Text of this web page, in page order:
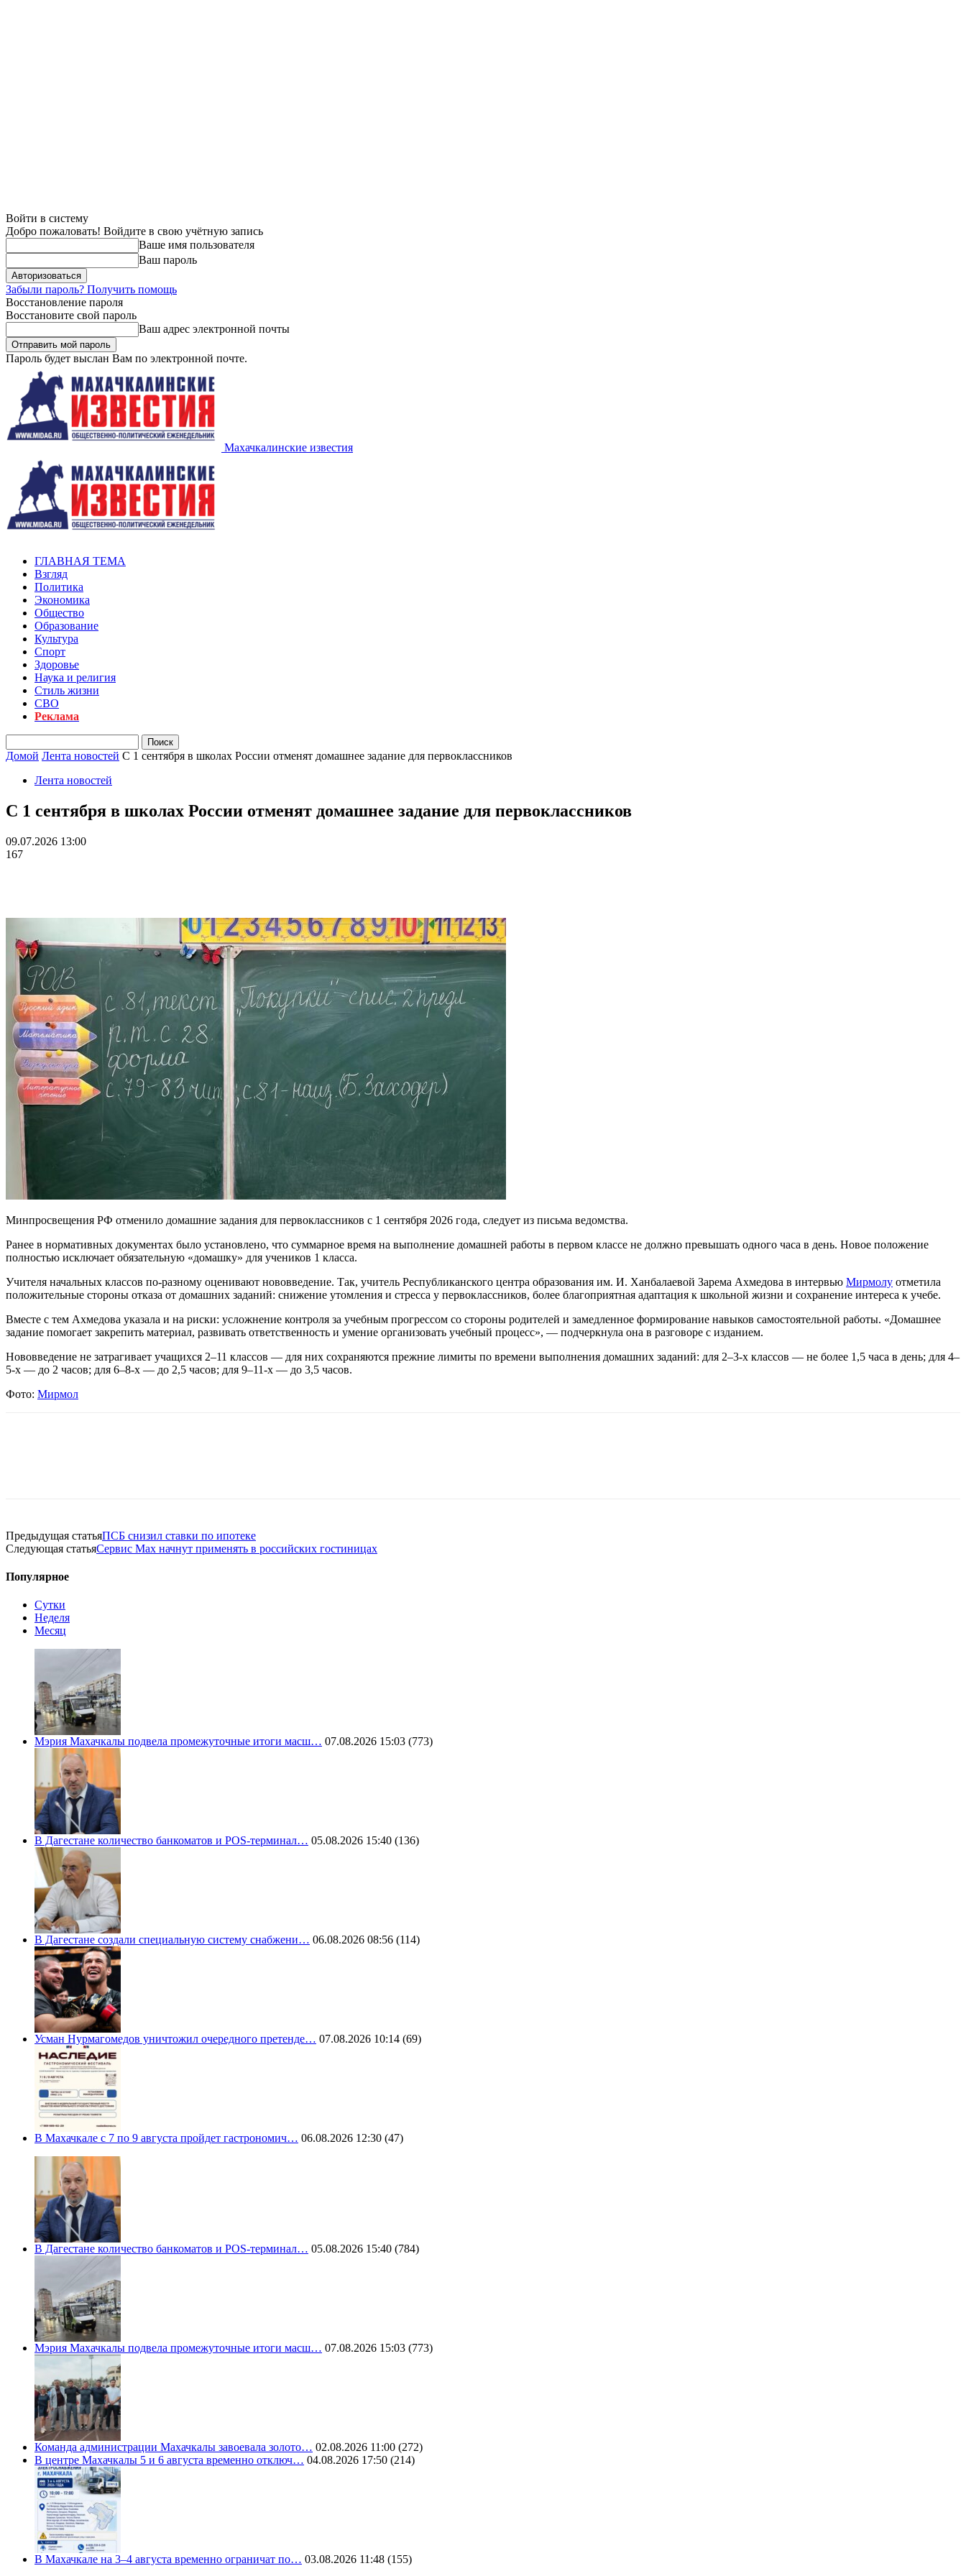
Войти в систему
Добро пожаловать! Войдите в свою учётную запись
Ваше имя пользователя
Ваш пароль
Забыли пароль? Получить помощь
Восстановление пароля
Восстановите свой пароль
Ваш адрес электронной почты
Пароль будет выслан Вам по электронной почте.
Махачкалинские известия
ГЛАВНАЯ ТЕМА
Взгляд
Политика
Экономика
Общество
Образование
Культура
Спорт
Здоровье
Наука и религия
Стиль жизни
СВО
Реклама
Домой Лента новостей С 1 сентября в школах России отменят домашнее задание для первоклассников
Лента новостей
С 1 сентября в школах России отменят домашнее задание для первоклассников
09.07.2026 13:00
167
Минпросвещения РФ отменило домашние задания для первоклассников с 1 сентября 2026 года, следует из письма ведомства.
Ранее в нормативных документах было установлено, что суммарное время на выполнение домашней работы в первом классе не должно превышать одного часа в день. Новое положение
полностью исключает обязательную «домашку» для учеников 1 класса.
Учителя начальных классов по‑разному оценивают нововведение. Так, учитель Республиканского центра образования им. И. Ханбалаевой Зарема Ахмедова в интервью Мирмолу отметила
положительные стороны отказа от домашних заданий: снижение утомления и стресса у первоклассников, более благоприятная адаптация к школьной жизни и сохранение интереса к учебе.
Вместе с тем Ахмедова указала и на риски: усложнение контроля за учебным прогрессом со стороны родителей и замедленное формирование навыков самостоятельной работы. «Домашнее
задание помогает закрепить материал, развивать ответственность и умение организовать учебный процесс», — подчеркнула она в разговоре с изданием.
Нововведение не затрагивает учащихся 2–11 классов — для них сохраняются прежние лимиты по времени выполнения домашних заданий: для 2–3‑х классов — не более 1,5 часа в день; для 4–
5‑х — до 2 часов; для 6–8‑х — до 2,5 часов; для 9–11‑х — до 3,5 часов.
Фото: Мирмол
Предыдущая статьяПСБ снизил ставки по ипотеке
Следующая статьяСервис Max начнут применять в российских гостиницах
Популярное
Сутки
Неделя
Месяц
Мэрия Махачкалы подвела промежуточные итоги масш… 07.08.2026 15:03 (773)
В Дагестане количество банкоматов и POS-терминал… 05.08.2026 15:40 (136)
В Дагестане создали специальную систему снабжени… 06.08.2026 08:56 (114)
Усман Нурмагомедов уничтожил очередного претенде… 07.08.2026 10:14 (69)
В Махачкале с 7 по 9 августа пройдет гастрономич… 06.08.2026 12:30 (47)
В Дагестане количество банкоматов и POS-терминал… 05.08.2026 15:40 (784)
Мэрия Махачкалы подвела промежуточные итоги масш… 07.08.2026 15:03 (773)
Команда администрации Махачкалы завоевала золото… 02.08.2026 11:00 (272)
В центре Махачкалы 5 и 6 августа временно отключ… 04.08.2026 17:50 (214)
В Махачкале на 3–4 августа временно ограничат по… 03.08.2026 11:48 (155)